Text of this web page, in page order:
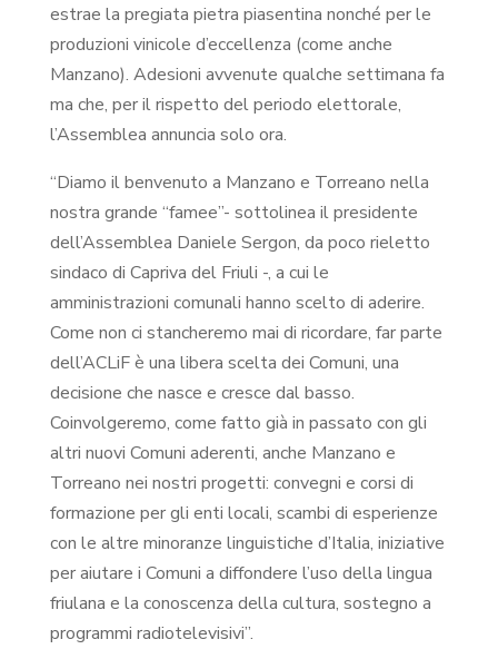
estrae la pregiata pietra piasentina nonché per le
produzioni vinicole d’eccellenza (come anche
Manzano). Adesioni avvenute qualche settimana fa
ma che, per il rispetto del periodo elettorale,
l’Assemblea annuncia solo ora.
“Diamo il benvenuto a Manzano e Torreano nella
nostra grande “famee”- sottolinea il presidente
dell’Assemblea Daniele Sergon, da poco rieletto
sindaco di Capriva del Friuli -, a cui le
amministrazioni comunali hanno scelto di aderire.
Come non ci stancheremo mai di ricordare, far parte
dell’ACLiF è una libera scelta dei Comuni, una
decisione che nasce e cresce dal basso.
Coinvolgeremo, come fatto già in passato con gli
altri nuovi Comuni aderenti, anche Manzano e
Torreano nei nostri progetti: convegni e corsi di
formazione per gli enti locali, scambi di esperienze
con le altre minoranze linguistiche d’Italia, iniziative
per aiutare i Comuni a diffondere l’uso della lingua
friulana e la conoscenza della cultura, sostegno a
programmi radiotelevisivi”.